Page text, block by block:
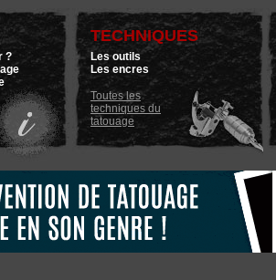
?
TECHNIQUES
Les outils
Les encres
Toutes les
techniques du
tatouage